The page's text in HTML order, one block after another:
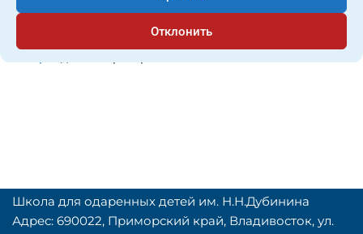
Отклонить
сайте ШОД 20 мая
Школа для одаренных детей им. Н.Н.Дубинина
Адрес: 690022, Приморский край, Владивосток, ул.